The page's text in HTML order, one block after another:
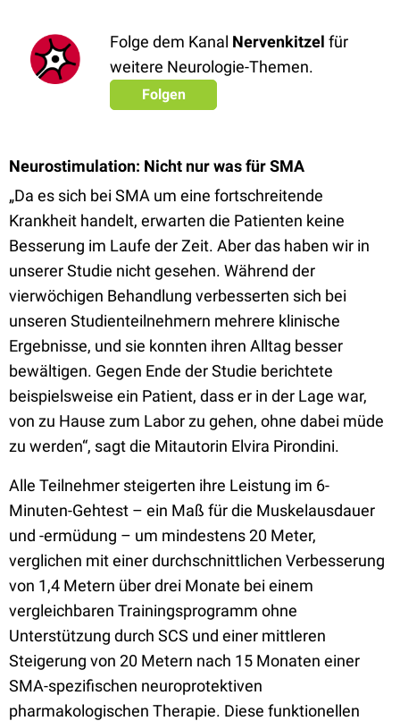
Folge dem Kanal Nervenkitzel für
weitere Neurologie-Themen.
Folgen
Neurostimulation: Nicht nur was für SMA
„Da es sich bei SMA um eine fortschreitende
Krankheit handelt, erwarten die Patienten keine
Besserung im Laufe der Zeit. Aber das haben wir in
unserer Studie nicht gesehen. Während der
vierwöchigen Behandlung verbesserten sich bei
unseren Studienteilnehmern mehrere klinische
Ergebnisse, und sie konnten ihren Alltag besser
bewältigen. Gegen Ende der Studie berichtete
beispielsweise ein Patient, dass er in der Lage war,
von zu Hause zum Labor zu gehen, ohne dabei müde
zu werden“, sagt die Mitautorin Elvira Pirondini.
Alle Teilnehmer steigerten ihre Leistung im 6-
Minuten-Gehtest – ein Maß für die Muskelausdauer
und -ermüdung – um mindestens 20 Meter,
verglichen mit einer durchschnittlichen Verbesserung
von 1,4 Metern über drei Monate bei einem
vergleichbaren Trainingsprogramm ohne
Unterstützung durch SCS und einer mittleren
Steigerung von 20 Metern nach 15 Monaten einer
SMA-spezifischen neuroprotektiven
pharmakologischen Therapie. Diese funktionellen